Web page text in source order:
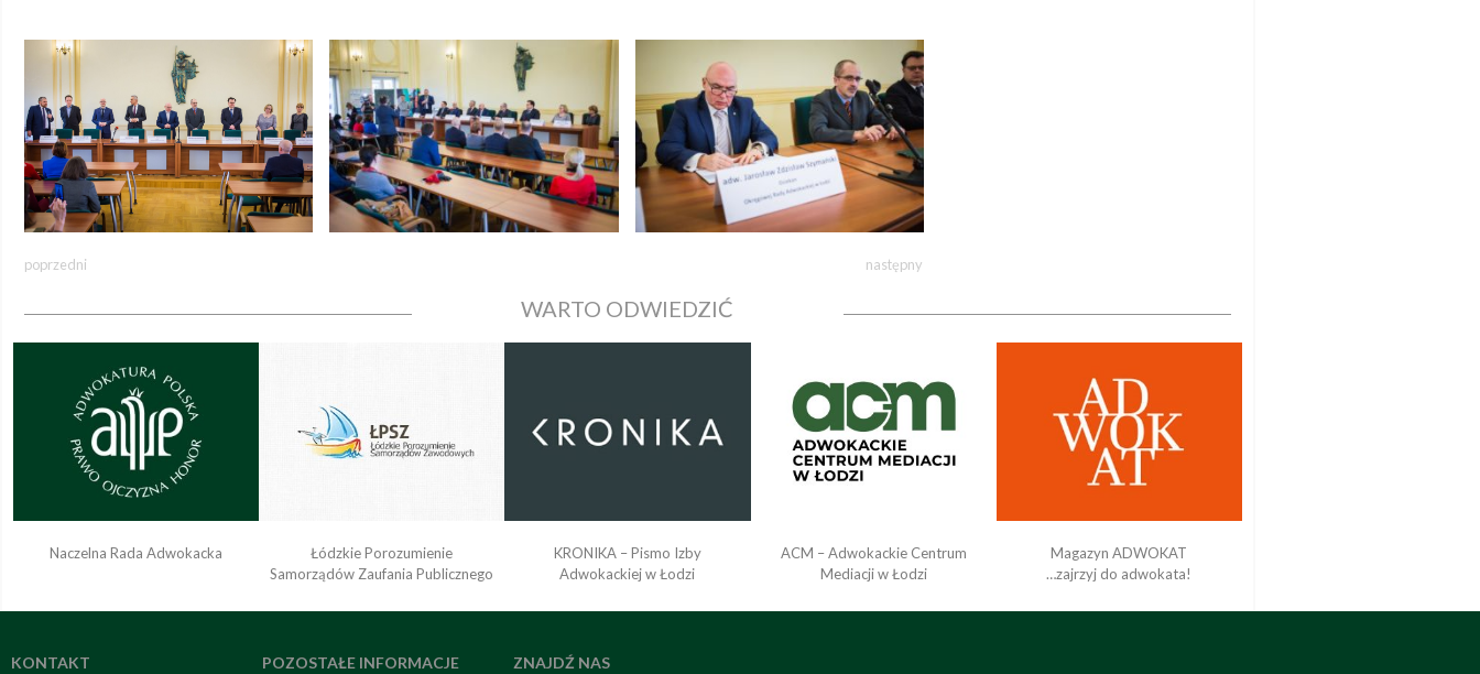
poprzedni następny
WARTO ODWIEDZIĆ
Naczelna Rada Adwokacka
Łódzkie Porozumienie
Samorządów Zaufania Publicznego
KRONIKA – Pismo Izby
Adwokackiej w Łodzi
ACM – Adwokackie Centrum
Mediacji w Łodzi
Magazyn ADWOKAT
…zajrzyj do adwokata!
KONTAKT POZOSTAŁE INFORMACJE ZNAJDŹ NAS